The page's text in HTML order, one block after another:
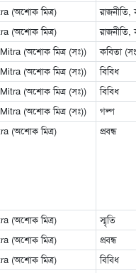
(অশোক মিত্র) রাজনীতি,
(অশোক মিত্র) রাজনীতি,
(অশোক মিত্র (সঃ)) কবিতা
(অশোক মিত্র (সঃ)) বিবিধ
(অশোক মিত্র (সঃ)) বিবিধ
(অশোক মিত্র (সঃ)) গল্প
(অশোক মিত্র) প্রবন্ধ
(অশোক মিত্র) স্মৃতি
(অশোক মিত্র) প্রবন্ধ
(অশোক মিত্র) বিবিধ